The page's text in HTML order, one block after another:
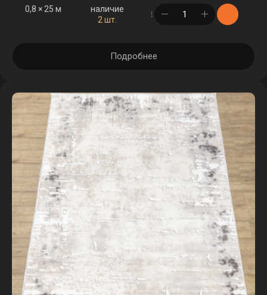
0,8 × 25 м
наличие
2 шт.
в корзине
Подробнее